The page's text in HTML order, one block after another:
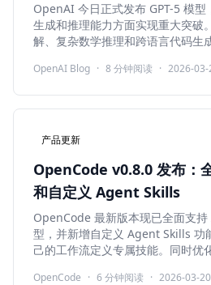
OpenAI 今日正式发布 GPT-5 模
生成和推理能力方面实现重大突破
解、复杂数学推理和跨语言代码生
OpenAI Blog · 8 分钟阅读 · 2026-03-
产品更新
OpenCode v0.8.0 发布：
和自定义 Agent Skills
OpenCode 最新版本现已全面支
型，并新增自定义 Agent Skills 功
己的工作流定义专属技能。同时优
OpenCode · 6分钟阅读 · 2026-03-20